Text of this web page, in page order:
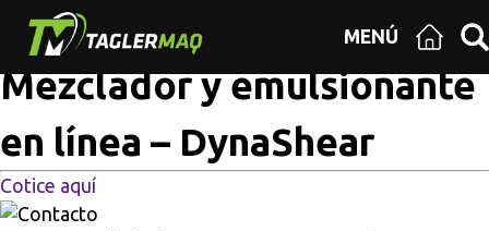
MENÚ
Multisitios
DynaShear
Mezclador y emulsionante
en línea – DynaShear
Cotice aquí